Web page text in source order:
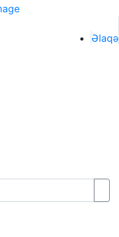
Əlaqə